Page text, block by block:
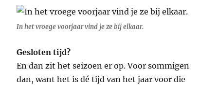
In het vroege voorjaar vind je ze bij elkaar.
Gesloten tijd?
En dan zit het seizoen er op. Voor sommigen
dan, want het is dé tijd van het jaar voor die